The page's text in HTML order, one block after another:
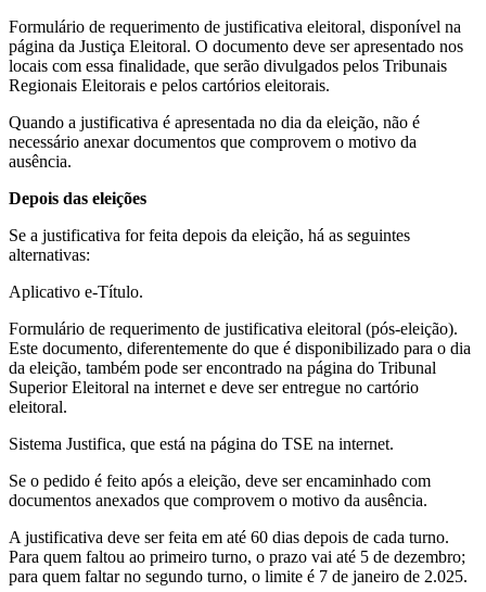
Formulário de requerimento de justificativa eleitoral, disponível na
página da Justiça Eleitoral. O documento deve ser apresentado nos
locais com essa finalidade, que serão divulgados pelos Tribunais
Regionais Eleitorais e pelos cartórios eleitorais.
Quando a justificativa é apresentada no dia da eleição, não é
necessário anexar documentos que comprovem o motivo da
ausência.
Depois das eleições
Se a justificativa for feita depois da eleição, há as seguintes
alternativas:
Aplicativo e-Título.
Formulário de requerimento de justificativa eleitoral (pós-eleição).
Este documento, diferentemente do que é disponibilizado para o dia
da eleição, também pode ser encontrado na página do Tribunal
Superior Eleitoral na internet e deve ser entregue no cartório
eleitoral.
Sistema Justifica, que está na página do TSE na internet.
Se o pedido é feito após a eleição, deve ser encaminhado com
documentos anexados que comprovem o motivo da ausência.
A justificativa deve ser feita em até 60 dias depois de cada turno.
Para quem faltou ao primeiro turno, o prazo vai até 5 de dezembro;
para quem faltar no segundo turno, o limite é 7 de janeiro de 2.025.